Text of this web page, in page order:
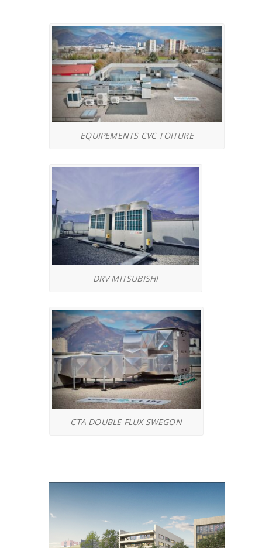
EQUIPEMENTS CVC TOITURE
DRV MITSUBISHI
CTA DOUBLE FLUX SWEGON